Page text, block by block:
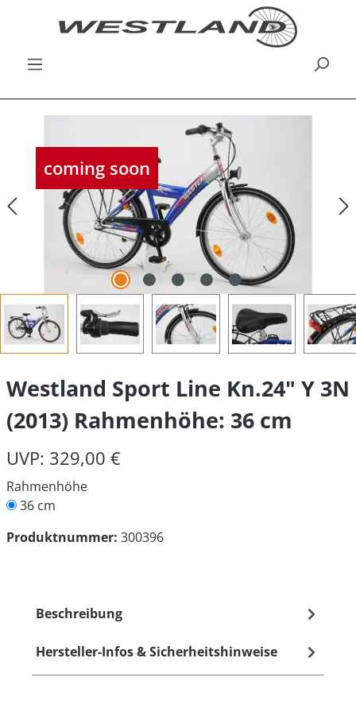
coming soon
Westland Sport Line Kn.24" Y 3N
(2013) Rahmenhöhe: 36 cm
UVP: 329,00 €
Rahmenhöhe
36 cm
Produktnummer: 300396
Beschreibung
Hersteller-Infos & Sicherheitshinweise